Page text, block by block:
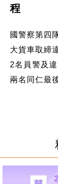
程
國警察第四
大貨車取締
2名員警及
兩名同仁最